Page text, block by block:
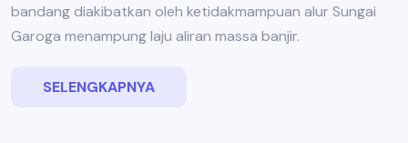
bandang diakibatkan oleh ketidakmampuan alur Sungai
Garoga menampung laju aliran massa banjir.
SELENGKAPNYA